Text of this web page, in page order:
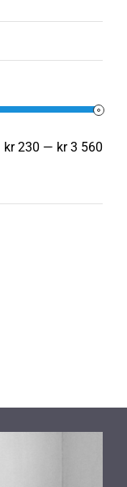
kr 230 — kr 3 560